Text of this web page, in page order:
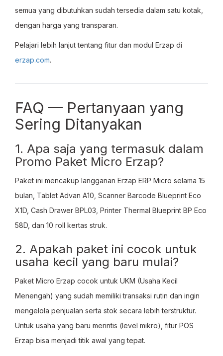
semua yang dibutuhkan sudah tersedia dalam satu kotak,
dengan harga yang transparan.
Pelajari lebih lanjut tentang fitur dan modul Erzap di
erzap.com.
FAQ — Pertanyaan yang
Sering Ditanyakan
1. Apa saja yang termasuk dalam
Promo Paket Micro Erzap?
Paket ini mencakup langganan Erzap ERP Micro selama 15
bulan, Tablet Advan A10, Scanner Barcode Blueprint Eco
X1D, Cash Drawer BPL03, Printer Thermal Blueprint BP Eco
58D, dan 10 roll kertas struk.
2. Apakah paket ini cocok untuk
usaha kecil yang baru mulai?
Paket Micro Erzap cocok untuk UKM (Usaha Kecil
Menengah) yang sudah memiliki transaksi rutin dan ingin
mengelola penjualan serta stok secara lebih terstruktur.
Untuk usaha yang baru merintis (level mikro), fitur POS
Erzap bisa menjadi titik awal yang tepat.